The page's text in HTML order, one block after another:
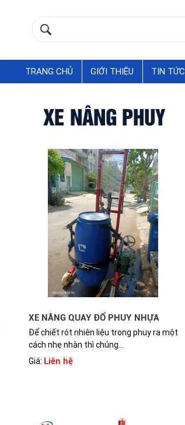
TRANG CHỦ GIỚI THIỆU TIN TỨC
XE NÂNG PHUY
XE NÂNG QUAY ĐỔ PHUY NHỰA
Để chiết rót nhiên liệu trong phuy ra một
cách nhẹ nhàn thì chúng...
Giá: Liên hệ